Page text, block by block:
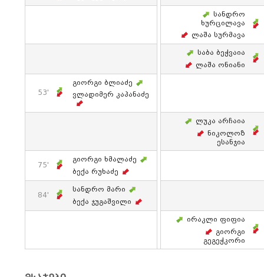
Სანდრო
Ხურცილავა
Ლაშა Სურმავა
Საბა Ბეჭვაია
Ლაშა Ონიანი
53'
Გიორგი Ბლიაძე
Ვლადიმერ Კაპანაძე
Ლუკა Არჩაია
Ნიკოლოზ
Ესანჯია
75'
Გიორგი Ხმალაძე
Ბექა Რუხაძე
84'
Სანდრო Მარი
Ბექა Ჯუგაშვილი
Ირაკლი Ფიფია
Გიორგი
Გეგეჭკორი